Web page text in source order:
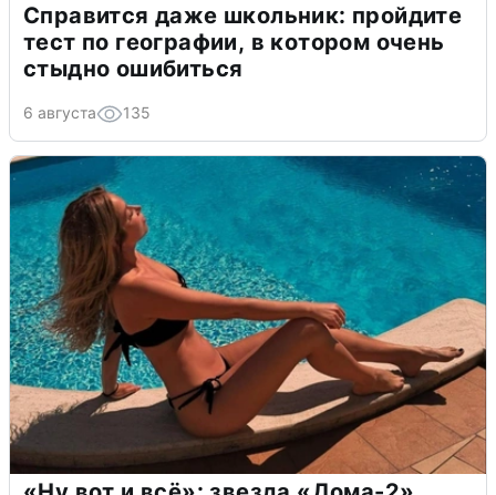
Справится даже школьник: пройдите
тест по географии, в котором очень
стыдно ошибиться
6 августа 135